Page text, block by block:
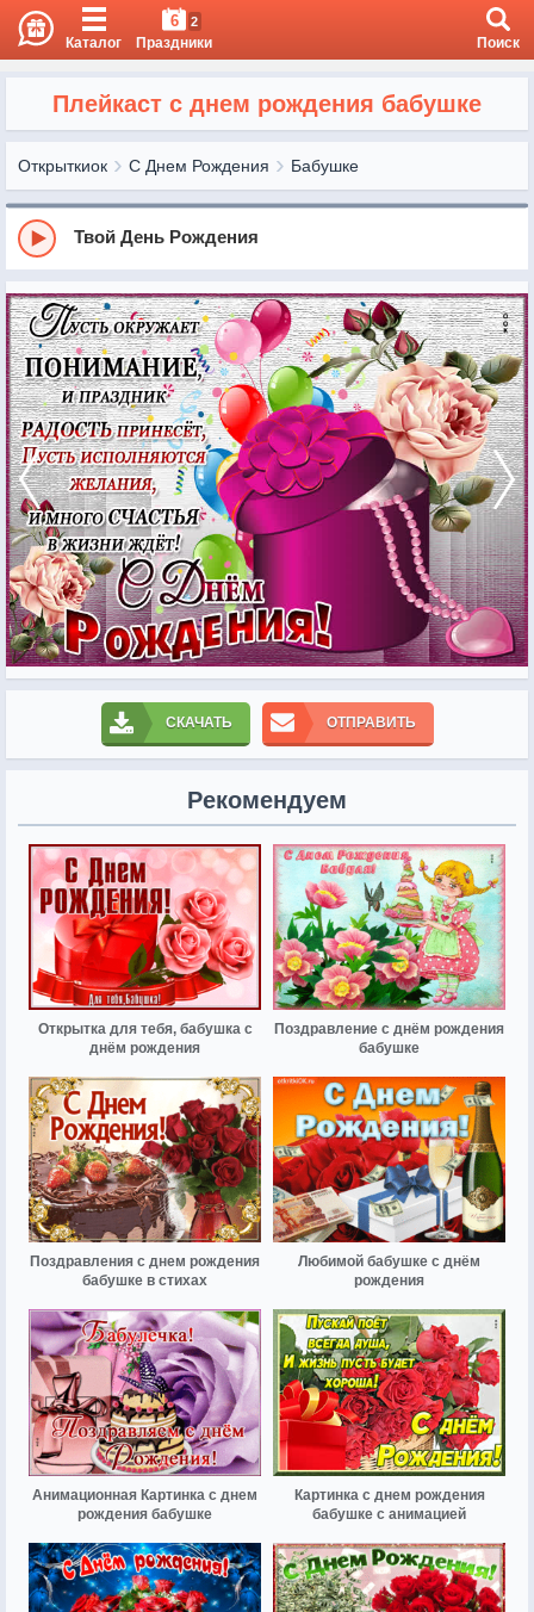
Каталог
6 2
Праздники Поиск
Плейкаст с днем рождения бабушке
Открыткиок С Днем Рождения Бабушке
Твой День Рождения
СКАЧАТЬ ОТПРАВИТЬ
Рекомендуем
Открытка для тебя, бабушка с
днём рождения
Поздравление с днём рождения
бабушке
Поздравления с днем рождения
бабушке в стихах
Любимой бабушке с днём
рождения
Анимационная Картинка с днем
рождения бабушке
Картинка с днем рождения
бабушке с анимацией